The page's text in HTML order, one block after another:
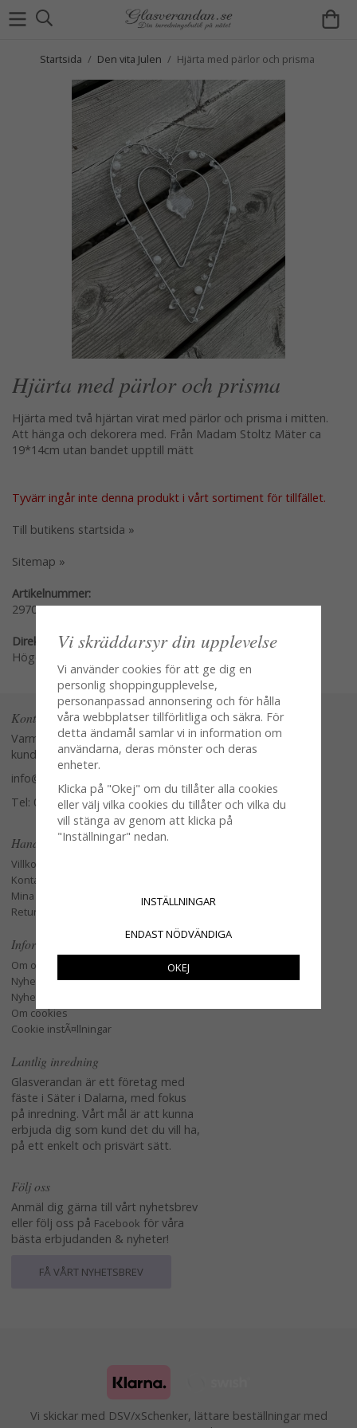
Startsida / Den vita Julen / Hjärta med pärlor och prisma
Hjärta med pärlor och prisma
Hjärta med två hjärtan virat med pärlor och prisma i mitten.
Att hänga och dekorera med. Från Madam Stoltz Mäter ca
19*14cm utan bandet upptill mätt
Tyvärr ingår inte denna produkt i vårt sortiment för tillfället.
Till butikens startsida »
Sitemap »
Artikelnummer:
2970
Direktlänk:
Högerklicka och kopiera adressen
Kontakta oss
Varmt välkommen att kontakta vår
kundtjänst.
info@glasverandan.se
Tel: 079-3495968
Handla
Villkor
Kontakta oss
Mina favoriter
Retur och Reklamation
Information
Om oss
Nyheter
Nyhetsbrev
Om cookies
Cookie instÃ¤llningar
Lantlig inredning
Glasverandan är ett företag med
fäste i Säter i Dalarna, med fokus
på inredning. Vårt mål är att kunna
erbjuda dig som kund det du vill ha,
på ett enkelt och prisvärt sätt.
Följ oss
Anmäl dig gärna till vårt nyhetsbrev
eller följ oss på Facebook för våra
bästa erbjudanden & nyheter!
FÅ VÅRT NYHETSBREV
Vi skickar med DSV/xSchenker, lättare beställningar med
Vi skräddarsyr din upplevelse
Vi använder cookies för att ge dig en
personlig shoppingupplevelse,
personanpassad annonsering och för hålla
våra webbplatser tillförlitliga och säkra. För
detta ändamål samlar vi in information om
användarna, deras mönster och deras
enheter.
Klicka på "Okej" om du tillåter alla cookies
eller välj vilka cookies du tillåter och vilka du
vill stänga av genom att klicka på
"Inställningar" nedan.
INSTÄLLNINGAR
ENDAST NÖDVÄNDIGA
OKEJ